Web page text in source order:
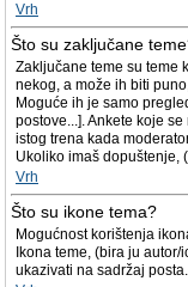
Vrh
Što su zaključane
Zaključane teme su teme
nekog, a može ih biti
Moguće ih je samo
postove...]. Ankete koje
istog trena kada
Ukoliko imaš dopuštenje,
Vrh
Što su ikone tema?
Mogućnost korištenja
Ikona teme, (bira ju
ukazivati na sadržaj posta.